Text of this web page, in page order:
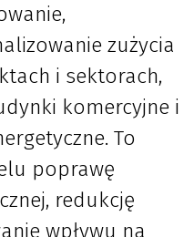
zużycia
i sektorach,
komercyjne i
To
poprawę
redukcję
wpływu na